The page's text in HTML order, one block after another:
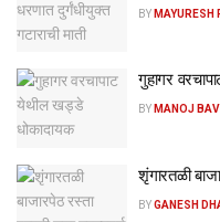
BY MAYURESH
गुहागर
BY MANOJ
शृंगारतळी
BYGANESH